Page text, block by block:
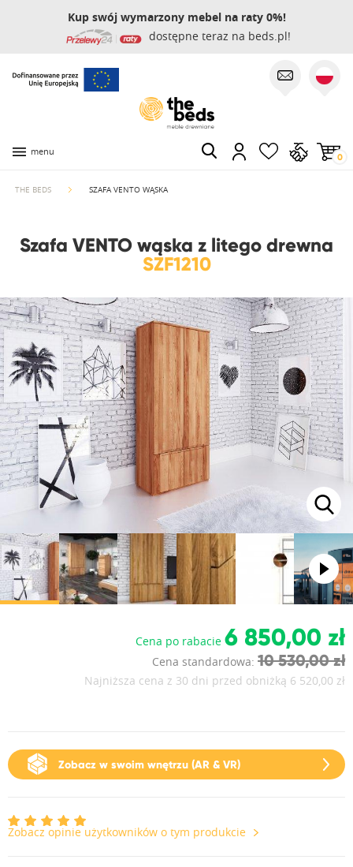
Kup swój wymarzony mebel na raty 0%!
dostępne teraz na beds.pl!
menu 0
THE BEDS SZAFA VENTO WĄSKA
Szafa VENTO wąska z litego drewna
SZF1210
Cena po rabacie 6 850,00 zł
Cena standardowa: 10 530,00 zł
Najniższa cena z 30 dni przed obniżką 6 520,00 zł
Zobacz w swoim wnętrzu (AR & VR)
Zobacz opinie użytkowników o tym produkcie